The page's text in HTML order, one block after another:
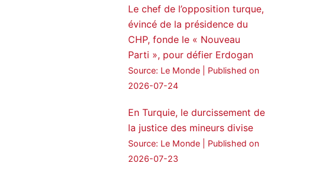
Forces, SDF appoints
hauro Abgar Daoud
from the ranks of
Syriac Military Council,
MFS as official
spokesperson. We
wish you success
ܟܫܝܪܘܬܐ ܒܘܠܝܬܐ ܚܘܪܐ
Le chef de l’opposition turque,
évincé de la présidence du
CHP, fonde le « Nouveau
Parti », pour défier Erdogan
Source: Le Monde
Published on
2026-07-24
En Turquie, le durcissement de
la justice des mineurs divise
Source: Le Monde
Published on
2026-07-23